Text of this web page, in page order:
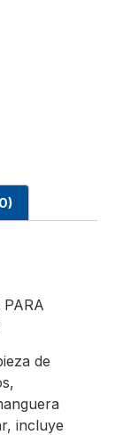
PARA
de
incluye